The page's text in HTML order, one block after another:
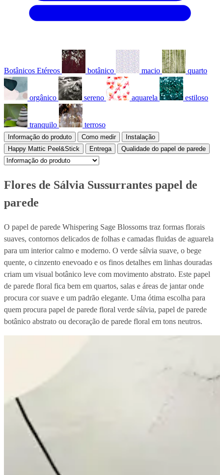
Botânicos Etéreos botânico macio quarto
orgânico sereno aquarela estiloso
tranquilo terroso
Informação do produto Como medir
Instalação
Happy Mattic Peel&Stick
Entrega Qualidade do papel de parede
Flores de Sálvia Sussurrantes papel de
parede
O papel de parede Whispering Sage Blossoms traz formas florais
suaves, contornos delicados de folhas e camadas fluidas de aguarela
para um interior calmo e moderno. O verde sálvia suave, o bege
quente, o cinzento enevoado e os finos detalhes em linhas douradas
criam um visual botânico leve com movimento abstrato. Este papel
de parede floral fica bem em quartos, salas e áreas de jantar onde
procura cor suave e um padrão elegante. Uma ótima escolha para
quem procura papel de parede floral verde sálvia, papel de parede
botânico abstrato ou decoração de parede floral em tons neutros.